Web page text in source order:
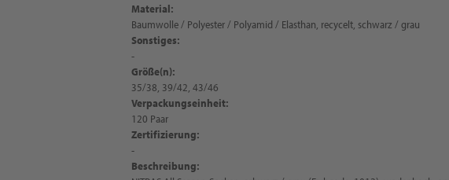
Material:
Baumwolle / Polyester / Polyamid / Elasthan, recycelt, schwarz / grau
Sonstiges:
-
Größe(n):
35/38, 39/42, 43/46
Verpackungseinheit:
120 Paar
Zertifizierung:
-
Beschreibung: